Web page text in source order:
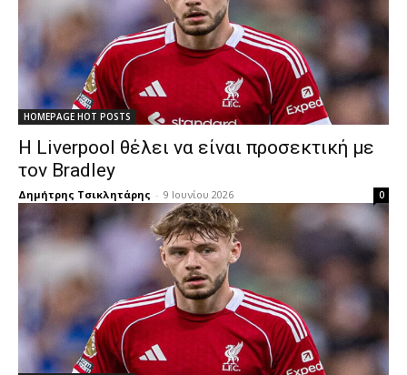
HOMEPAGE HOT POSTS
Η Liverpool θέλει να είναι προσεκτική με
τον Bradley
Δημήτρης Τσικλητάρης - 9 Ιουνίου 2026 0